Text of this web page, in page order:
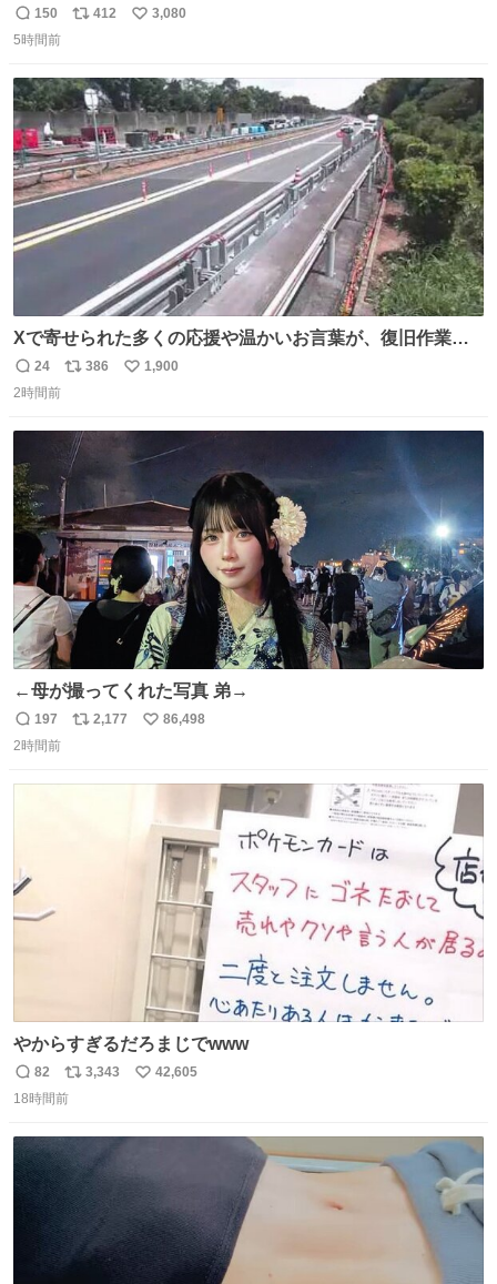
やでw
返
信
150
リ
ト
数
412
い
数
3,080
5時間前
Xで寄せられた多くの応援や温かいお言葉が、復旧作業に
携わる社員の大きな励みとなっております。ありがとうご
ざいます。 九州道
返
信
24
リ
ト
数
386
い
数
1,900
2時間前
←母が撮ってくれた写真 弟→
返
信
197
リ
2,177
い
86,498
2時間前
やからすぎるだろまじでwww
返
信
82
リ
ポ
3,343
い
42,605
18時間前